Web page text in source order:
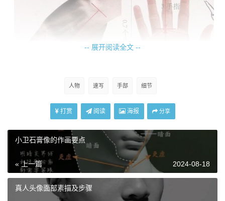
-- 展开阅读全文 --
人物 速写 手部 细节
打赏 阅读 海报 分享
小卫石膏像的作画要点
« 上一篇 2024-08-18
真人头像面部素描及步骤